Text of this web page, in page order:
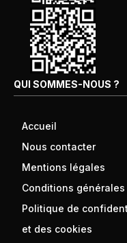
QUI SOMMES-NOUS ?
Accueil
Nous contacter
Mentions légales
Conditions générales
Politique de
et des cookies